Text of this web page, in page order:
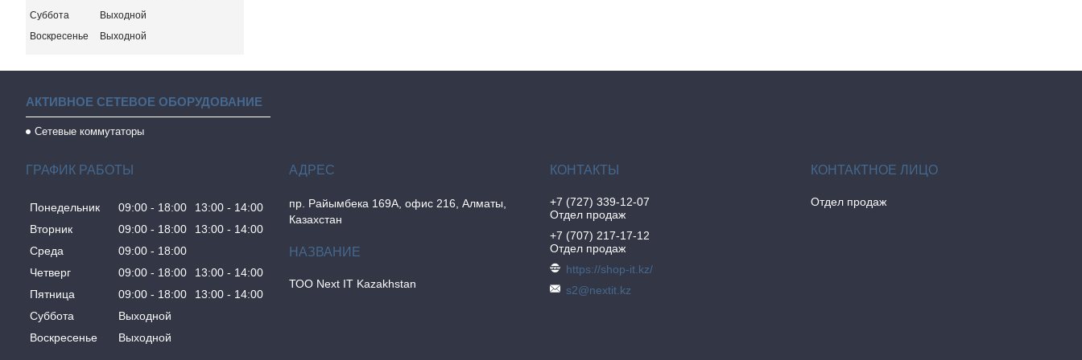
Суббота
Выходной
Воскресенье
Выходной
АКТИВНОЕ СЕТЕВОЕ ОБОРУДОВАНИЕ
Сетевые коммутаторы
ГРАФИК РАБОТЫ
Понедельник 09:00 18:00 13:00
14:00
Вторник
09:00 18:00 13:00
14:00
Среда
09:00
18:00
Четверг
09:00 18:00 13:00
14:00
Пятница
09:00 18:00 13:00
14:00
Суббота
Выходной
Воскресенье
Выходной
пр. Райымбека 169А, офис 216, Алматы,
Казахстан
ТОО Next IT Kazakhstan
+7 (727) 339-12-07
Отдел продаж
+7 (707) 217-17-12
Отдел продаж
https://shop-it.kz/
s2@nextit.kz
Отдел продаж